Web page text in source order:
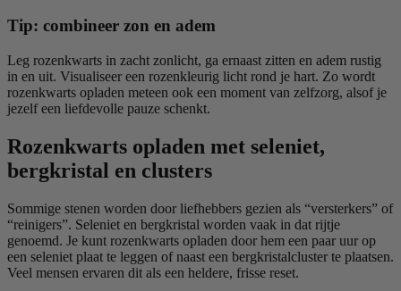
Tip: combineer zon en adem
Leg rozenkwarts in zacht zonlicht, ga ernaast zitten en adem rustig
in en uit. Visualiseer een rozenkleurig licht rond je hart. Zo wordt
rozenkwarts opladen meteen ook een moment van zelfzorg, alsof je
jezelf een liefdevolle pauze schenkt.
Rozenkwarts opladen met seleniet,
bergkristal en clusters
Sommige stenen worden door liefhebbers gezien als “versterkers” of
“reinigers”. Seleniet en bergkristal worden vaak in dat rijtje
genoemd. Je kunt rozenkwarts opladen door hem een paar uur op
een seleniet plaat te leggen of naast een bergkristalcluster te plaatsen.
Veel mensen ervaren dit als een heldere, frisse reset.